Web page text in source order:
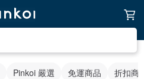
Pinkoi 嚴選 免運商品 折扣商